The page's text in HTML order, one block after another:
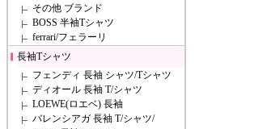
その他 ブランド
BOSS 半袖Tシャツ
ferrari/フェラーリ
長袖Tシャツ
フェンディ 長袖 シャツ/Tシャツ
ディオール 長袖 T/シャツ
LOEWE(ロエベ) 長袖
バレンシアガ 長袖 T/シャツ/